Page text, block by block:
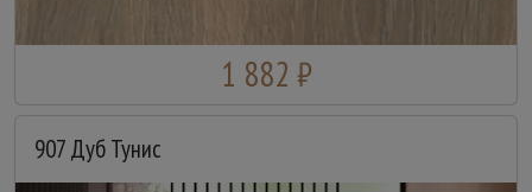
1 882 ₽
907 Дуб Тунис